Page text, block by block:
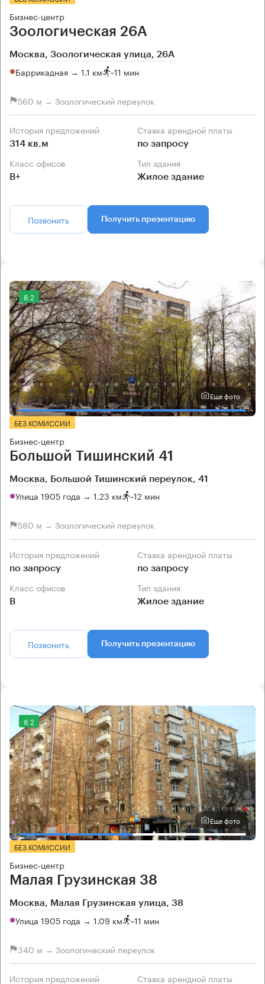
Бизнес-центр
Зоологическая 26А
Москва, Зоологическая улица, 26А
Баррикадная → 1.1 км ~11 мин
560 м → Зоологический переулок
История предложений
314 кв.м
Ставка арендной платы
по запросу
Класс офисов
B+
Тип здания
Жилое здание
Позвонить Получить презентацию
8.2
Еще фото
БЕЗ КОМИССИИ
Бизнес-центр
Большой Тишинский 41
Москва, Большой Тишинский переулок, 41
Улица 1905 года → 1.23 км ~12 мин
580 м → Зоологический переулок
История предложений
по запросу
Ставка арендной платы
по запросу
Класс офисов
B
Тип здания
Жилое здание
Позвонить Получить презентацию
8.2
Еще фото
БЕЗ КОМИССИИ
Бизнес-центр
Малая Грузинская 38
Москва, Малая Грузинская улица, 38
Улица 1905 года → 1.09 км ~11 мин
340 м → Зоологический переулок
История предложений Ставка арендной платы